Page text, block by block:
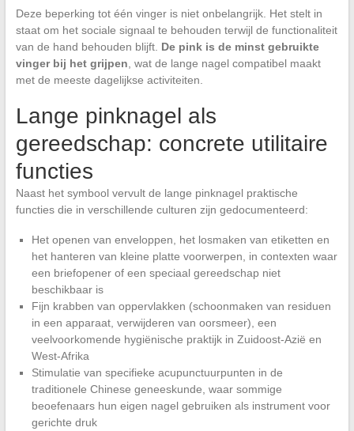
Deze beperking tot één vinger is niet onbelangrijk. Het stelt in
staat om het sociale signaal te behouden terwijl de functionaliteit
van de hand behouden blijft. De pink is de minst gebruikte
vinger bij het grijpen , wat de lange nagel compatibel maakt
met de meeste dagelijkse activiteiten.
Lange pinknagel als
gereedschap: concrete utilitaire
functies
Naast het symbool vervult de lange pinknagel praktische
functies die in verschillende culturen zijn gedocumenteerd:
Het openen van enveloppen, het losmaken van etiketten en
het hanteren van kleine platte voorwerpen, in contexten waar
een briefopener of een speciaal gereedschap niet
beschikbaar is
Fijn krabben van oppervlakken (schoonmaken van residuen
in een apparaat, verwijderen van oorsmeer), een
veelvoorkomende hygiënische praktijk in Zuidoost-Azië en
West-Afrika
Stimulatie van specifieke acupunctuurpunten in de
traditionele Chinese geneeskunde, waar sommige
beoefenaars hun eigen nagel gebruiken als instrument voor
gerichte druk